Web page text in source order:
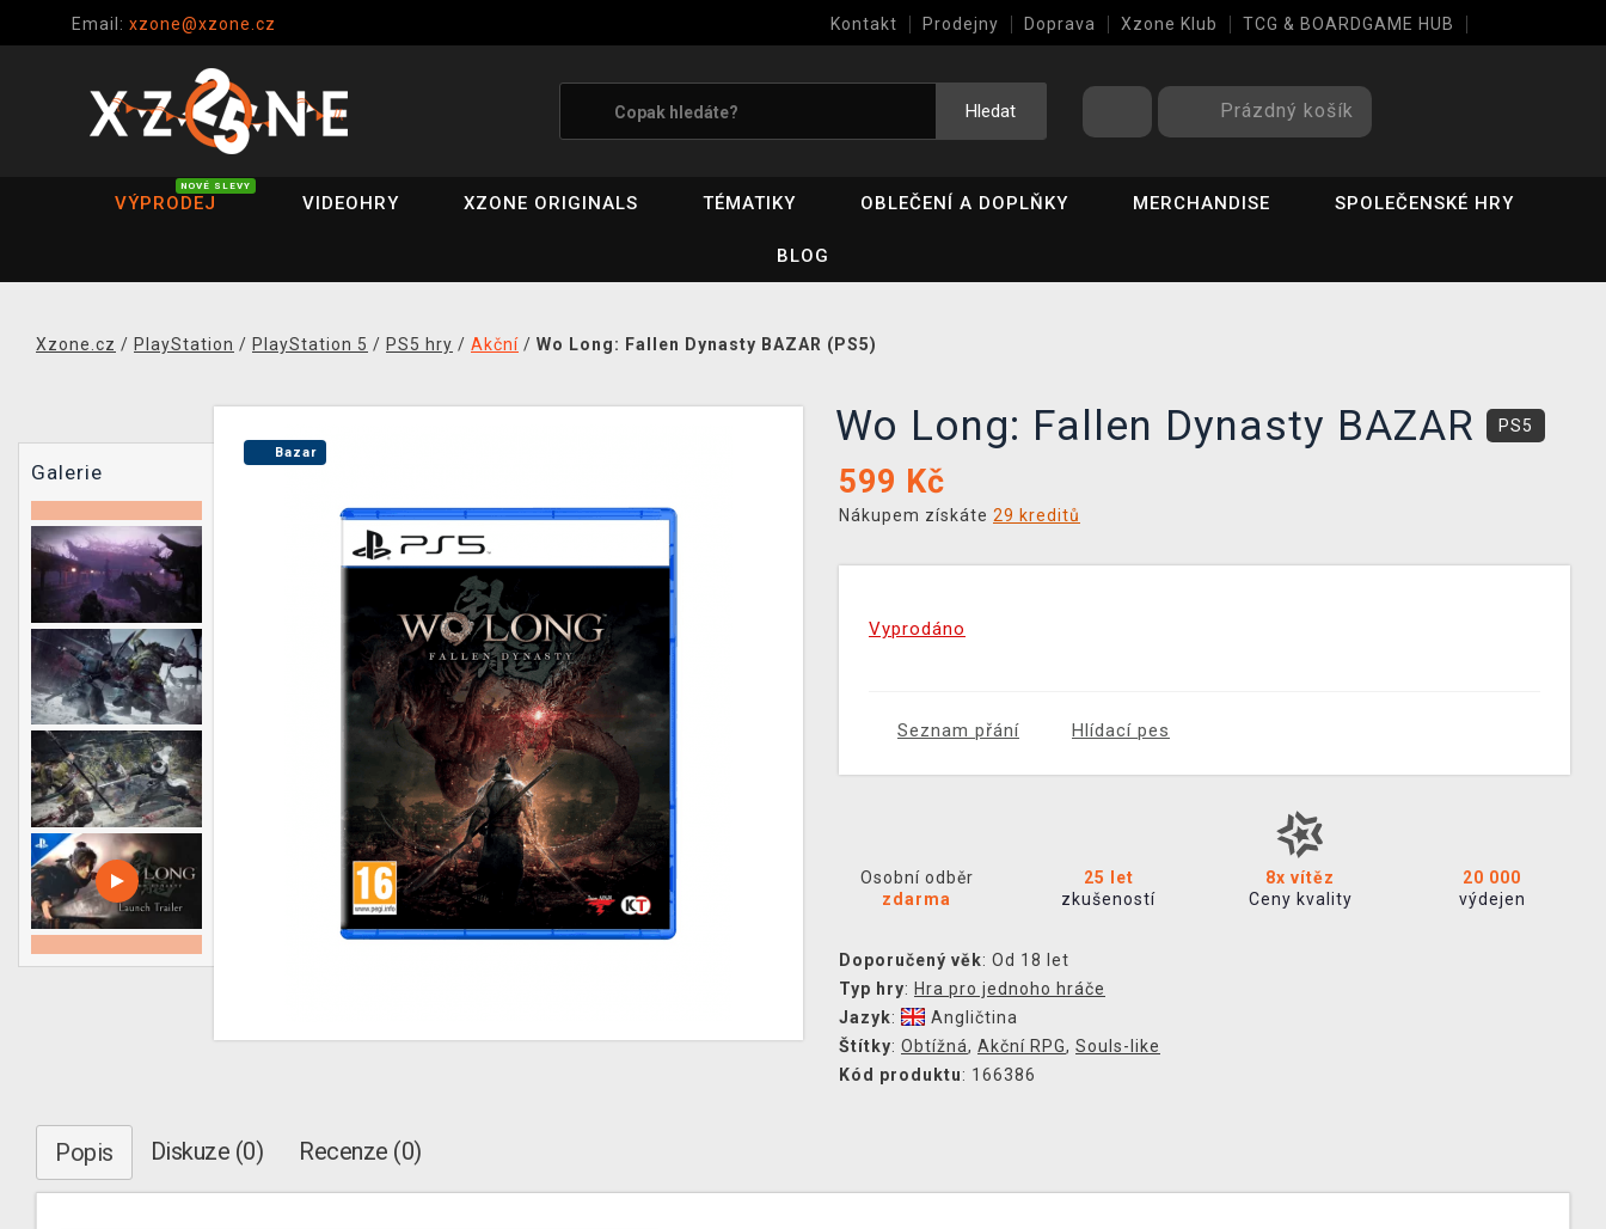
Email: xzone@xzone.cz Kontakt Prodejny Doprava Xzone Klub TCG & BOARDGAME HUB
Hledat Prázdný košík
VÝPRODEJ
NOVÉ SLEVY
VIDEOHRY XZONE ORIGINALS TÉMATIKY OBLEČENÍ A DOPLŇKY MERCHANDISE SPOLEČENSKÉ HRY
BLOG
Xzone.cz / PlayStation / PlayStation 5 / PS5 hry / Akční / Wo Long: Fallen Dynasty BAZAR (PS5)
Galerie
Bazar
Wo Long: Fallen Dynasty BAZAR PS5
599 Kč
Nákupem získáte 29 kreditů
Vyprodáno
Seznam přání Hlídací pes
Osobní odběr
zdarma
25 let
zkušeností
8x vítěz
Ceny kvality
20 000
výdejen
Doporučený věk: Od 18 let
Typ hry: Hra pro jednoho hráče
Jazyk:
Angličtina
Štítky: Obtížná, Akční RPG, Souls-like
Kód produktu: 166386
Popis Diskuze (0) Recenze (0)